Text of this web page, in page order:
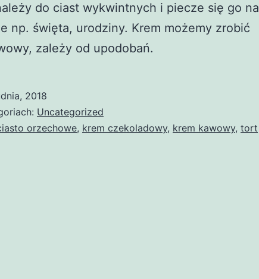
do ciast wykwintnych i piecze się go na
np. święta, urodziny. Krem możemy zrobić
zależy od upodobań.
2018
Uncategorized
orzechowe, krem czekoladowy, krem kawowy, tort